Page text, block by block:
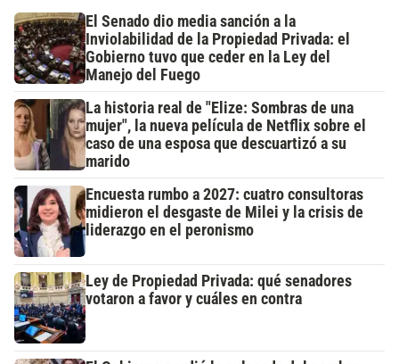
El Senado dio media sanción a la
Inviolabilidad de la Propiedad Privada: el
Gobierno tuvo que ceder en la Ley del
Manejo del Fuego
La historia real de "Elize: Sombras de una
mujer", la nueva película de Netflix sobre el
caso de una esposa que descuartizó a su
marido
Encuesta rumbo a 2027: cuatro consultoras
midieron el desgaste de Milei y la crisis de
liderazgo en el peronismo
Ley de Propiedad Privada: qué senadores
votaron a favor y cuáles en contra